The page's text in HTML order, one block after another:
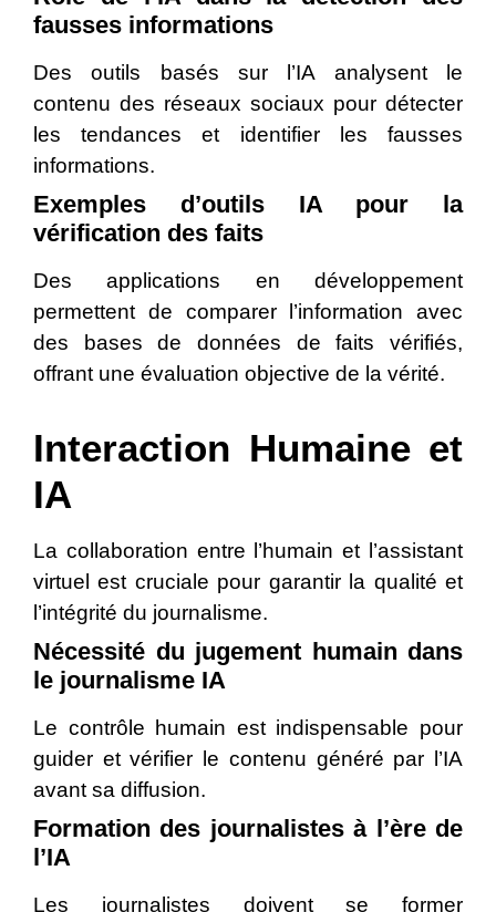
fausses informations
Des outils basés sur l’IA analysent le
contenu des réseaux sociaux pour détecter
les tendances et identifier les fausses
informations.
Exemples d’outils IA pour la
vérification des faits
Des applications en développement
permettent de comparer l’information avec
des bases de données de faits vérifiés,
offrant une évaluation objective de la vérité.
Interaction Humaine et
IA
La collaboration entre l’humain et l’assistant
virtuel est cruciale pour garantir la qualité et
l’intégrité du journalisme.
Nécessité du jugement humain dans
le journalisme IA
Le contrôle humain est indispensable pour
guider et vérifier le contenu généré par l’IA
avant sa diffusion.
Formation des journalistes à l’ère de
l’IA
Les journalistes doivent se former